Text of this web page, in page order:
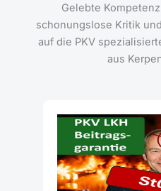
Gelebte
schonungslose Kritik
auf die PKV
aus